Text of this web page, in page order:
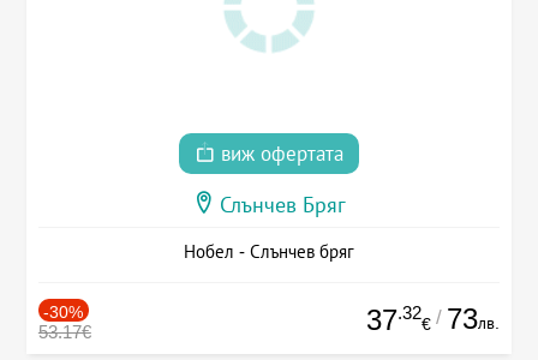
виж офертата
Слънчев Бряг
Нобел - Слънчев бряг
-30%
53.17€ 37.32
€ / 73лв.